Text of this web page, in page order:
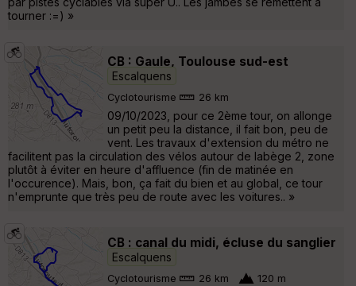
tourner :=) »
CB : Gaule, Toulouse sud-est
Escalquens
Cyclotourisme 26 km
09/10/2023, pour ce 2ème tour, on allonge
un petit peu la distance, il fait bon, peu de
vent. Les travaux d'extension du métro ne
facilitent pas la circulation des vélos autour de labège 2, zone
plutôt à éviter en heure d'affluence (fin de matinée en
l'occurence). Mais, bon, ça fait du bien et au global, ce tour
n'emprunte que très peu de route avec les voitures.. »
CB : canal du midi, écluse du sanglier
Escalquens
Cyclotourisme 26 km 120 m